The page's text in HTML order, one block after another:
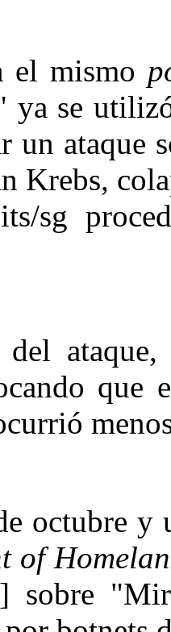
el mismo
se
un ataque
Krebs,
sg
del
que
octubre y
of
sobre